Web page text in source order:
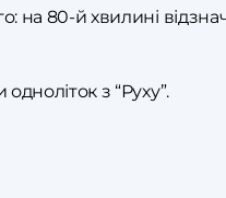
на 80-й хвилині
з “Руху”.